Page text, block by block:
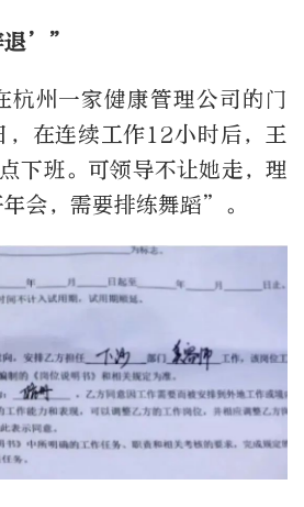
’”
杭州一家健康管理公司的门
，在连续工作12小时后，王
下班。可领导不让她走，理
会，需要排练舞蹈”。